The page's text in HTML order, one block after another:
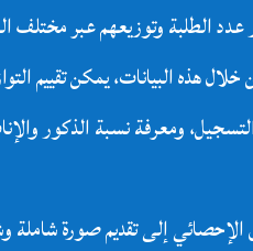
الطلبة وتوزيعهم عبر مختلف
هذه البيانات، يمكن تقييم
ومعرفة نسبة الذكور
إلى تقديم صورة شاملة